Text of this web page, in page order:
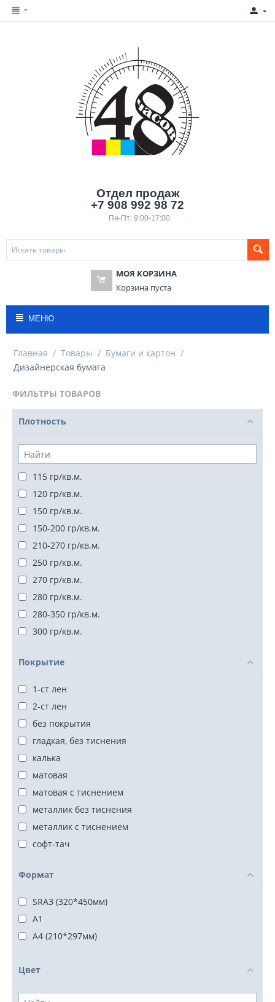
Отдел продаж
+7 908 992 98 72
Пн-Пт: 9:00-17:00
МОЯ КОРЗИНА
Корзина пуста
МЕНЮ
Главная / Товары / Бумаги и картон /
Дизайнерская бумага
ФИЛЬТРЫ ТОВАРОВ
Плотность
115 гр/кв.м.
120 гр/кв.м.
150 гр/кв.м.
150-200 гр/кв.м.
210-270 гр/кв.м.
250 гр/кв.м.
270 гр/кв.м.
280 гр/кв.м.
280-350 гр/кв.м.
300 гр/кв.м.
Покрытие
1-ст лен
2-ст лен
без покрытия
гладкая, без тиснения
калька
матовая
матовая с тиснением
металлик без тиснения
металлик с тиснением
софт-тач
Формат
SRA3 (320*450мм)
А1
А4 (210*297мм)
Цвет